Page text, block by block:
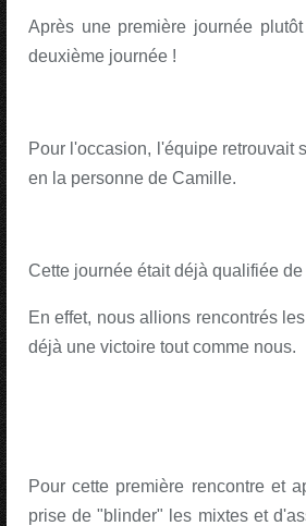
Après une première journée
deuxième journée !
Pour l'occasion, l'équipe retrouvait
en la personne de Camille.
Cette journée était déjà qualifiée
En effet, nous allions rencontrés
déjà une victoire tout comme nous.
Pour cette première rencontre et
prise de "blinder" les mixtes et